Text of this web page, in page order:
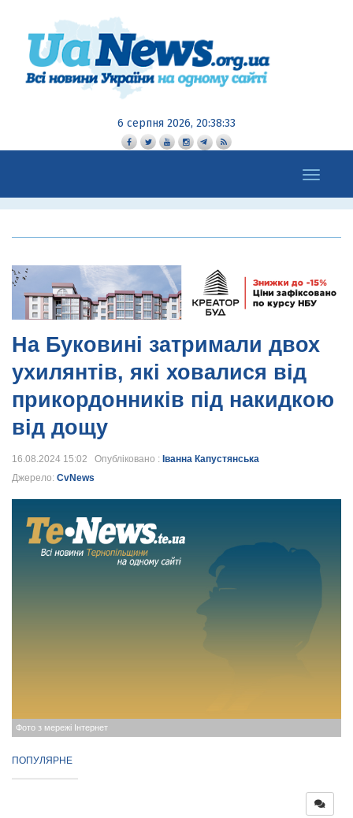
6 серпня 2026, 20:38:34
Toggle
navigation
На Буковині затримали двох
ухилянтів, які ховалися від
прикордонників під накидкою
від дощу
16.08.2024 15:02 Опубліковано : Іванна Капустянська
Джерело: CvNews
Фото з мережі Інтернет
ПОПУЛЯРНЕ